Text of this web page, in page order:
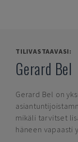
TILIVASTAAVASI:
Gerard Bel
Gerard Bel on
mikäli tarvitset
häneen vapaasti